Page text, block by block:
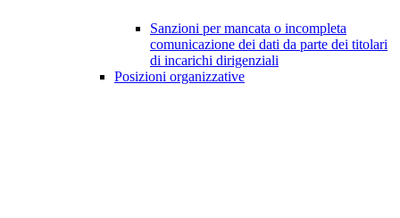
Sanzioni per mancata o incompleta
comunicazione dei dati da parte dei titolari
di incarichi dirigenziali
Posizioni organizzative